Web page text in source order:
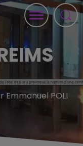
Emmanuel POLI